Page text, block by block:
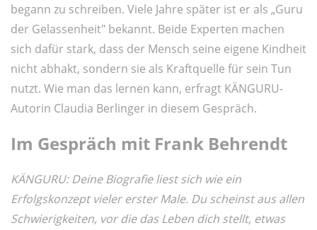
begann zu schreiben. Viele Jahre später ist er als „Guru
der Gelassenheit" bekannt. Beide Experten machen
sich dafür stark, dass der Mensch seine eigene Kindheit
nicht abhakt, sondern sie als Kraftquelle für sein Tun
nutzt. Wie man das lernen kann, erfragt KÄNGURU-
Autorin Claudia Berlinger in diesem Gespräch.
Im Gespräch mit Frank Behrendt
KÄNGURU: Deine Biografie liest sich wie ein
Erfolgskonzept vieler erster Male. Du scheinst aus allen
Schwierigkeiten, vor die das Leben dich stellt, etwas